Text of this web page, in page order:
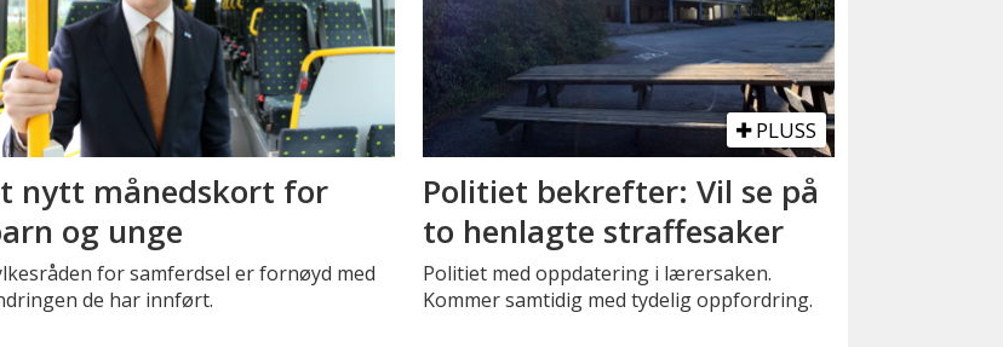
nytt månedskort for
og unge
for samferdsel er fornøyd med
de har innført.
PLUSS
Politiet bekrefter: Vil se på
to henlagte straffesaker
Politiet med oppdatering i lærersaken.
Kommer samtidig med tydelig oppfordring.